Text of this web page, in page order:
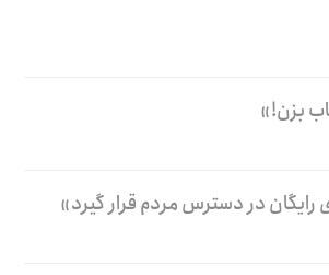
بزن!»
در دسترس مردم قرار گیرد»